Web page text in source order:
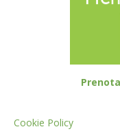
Cookie Policy